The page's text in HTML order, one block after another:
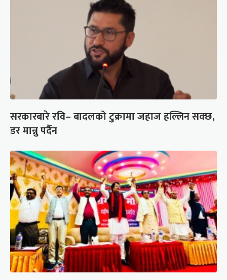
सरकारबारे रवि– बादलको टुक्रामा जहाज हल्लिन सक्छ,
डर मान्नु पर्दैन